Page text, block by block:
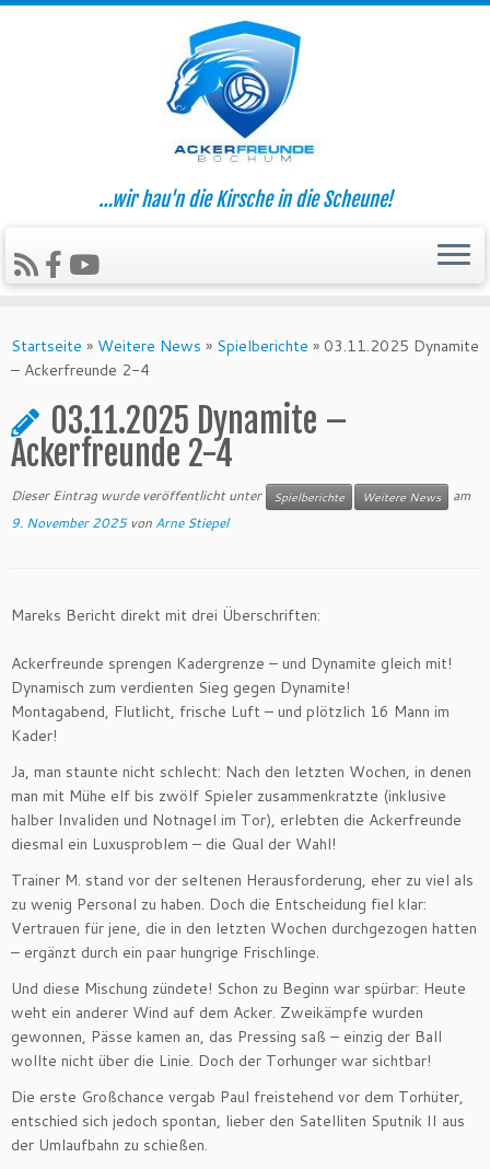
Inhalt
springen
…wir hau'n die Kirsche in die Scheune!
Startseite » Weitere News » Spielberichte » 03.11.2025 Dynamite
– Ackerfreunde 2-4
03.11.2025 Dynamite –
Ackerfreunde 2-4
Dieser Eintrag wurde veröffentlicht unter Spielberichte Weitere News
am
9. November 2025 von Arne Stiepel
Mareks Bericht direkt mit drei Überschriften:
Ackerfreunde sprengen Kadergrenze – und Dynamite gleich mit!
Dynamisch zum verdienten Sieg gegen Dynamite!
Montagabend, Flutlicht, frische Luft – und plötzlich 16 Mann im
Kader!
Ja, man staunte nicht schlecht: Nach den letzten Wochen, in denen
man mit Mühe elf bis zwölf Spieler zusammenkratzte (inklusive
halber Invaliden und Notnagel im Tor), erlebten die Ackerfreunde
diesmal ein Luxusproblem – die Qual der Wahl!
Trainer M. stand vor der seltenen Herausforderung, eher zu viel als
zu wenig Personal zu haben. Doch die Entscheidung fiel klar:
Vertrauen für jene, die in den letzten Wochen durchgezogen hatten
– ergänzt durch ein paar hungrige Frischlinge.
Und diese Mischung zündete! Schon zu Beginn war spürbar: Heute
weht ein anderer Wind auf dem Acker. Zweikämpfe wurden
gewonnen, Pässe kamen an, das Pressing saß – einzig der Ball
wollte nicht über die Linie. Doch der Torhunger war sichtbar!
Die erste Großchance vergab Paul freistehend vor dem Torhüter,
entschied sich jedoch spontan, lieber den Satelliten Sputnik II aus
der Umlaufbahn zu schießen.